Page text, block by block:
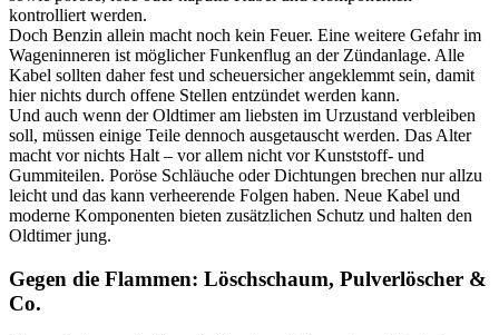
kontrolliert werden.
Doch Benzin allein macht noch kein Feuer. Eine weitere Gefahr im
Wageninneren ist möglicher Funkenflug an der Zündanlage. Alle
Kabel sollten daher fest und scheuersicher angeklemmt sein, damit
hier nichts durch offene Stellen entzündet werden kann.
Und auch wenn der Oldtimer am liebsten im Urzustand verbleiben
soll, müssen einige Teile dennoch ausgetauscht werden. Das Alter
macht vor nichts Halt – vor allem nicht vor Kunststoff- und
Gummiteilen. Poröse Schläuche oder Dichtungen brechen nur allzu
leicht und das kann verheerende Folgen haben. Neue Kabel und
moderne Komponenten bieten zusätzlichen Schutz und halten den
Oldtimer jung.
Gegen die Flammen: Löschschaum, Pulverlöscher &
Co.